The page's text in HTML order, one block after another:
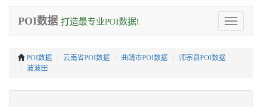
Toggle
navigation
POI数据 打造最专业POI数据!
POI数据 云南省POI数据 曲靖市POI数据
师宗县POI数据
波波田